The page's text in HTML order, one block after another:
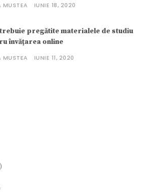
MUSTEA IUNIE 18, 2020
trebuie pregătite materialele de studiu
învățarea online
MUSTEA IUNIE 11, 2020